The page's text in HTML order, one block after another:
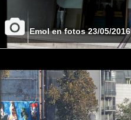
Emol en fotos 23/05/2016